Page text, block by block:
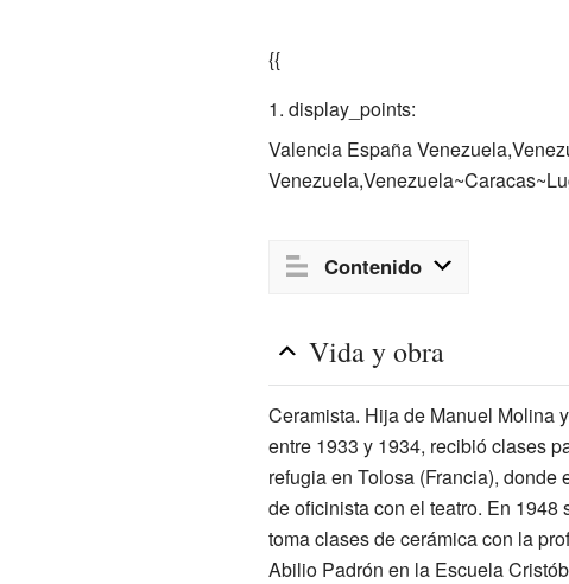
{{
display_points:
Valencia España
Contenido
Vida y obra
Ceramista. Hija de Manuel Molina
entre 1933 y 1934, recibió clases
refugia en Tolosa (Francia),
de oficinista con el teatro. En
toma clases de cerámica con la
Abilio Padrón en la Escuela